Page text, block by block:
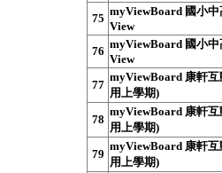
75
myViewBoard 國小
View
76
myViewBoard 國小
View
77
myViewBoard 康軒
用上學期)
78
myViewBoard 康軒
用上學期)
79
myViewBoard 康軒
用上學期)